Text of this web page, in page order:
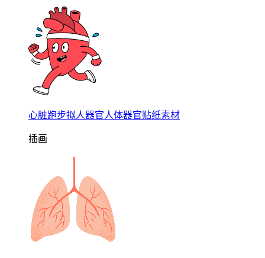
心脏跑步拟人器官人体器官贴纸素材
插画